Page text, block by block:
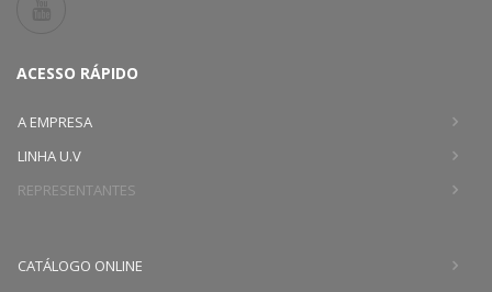
ACESSO RÁPIDO
A EMPRESA
LINHA U.V
REPRESENTANTES
CATÁLOGO ONLINE